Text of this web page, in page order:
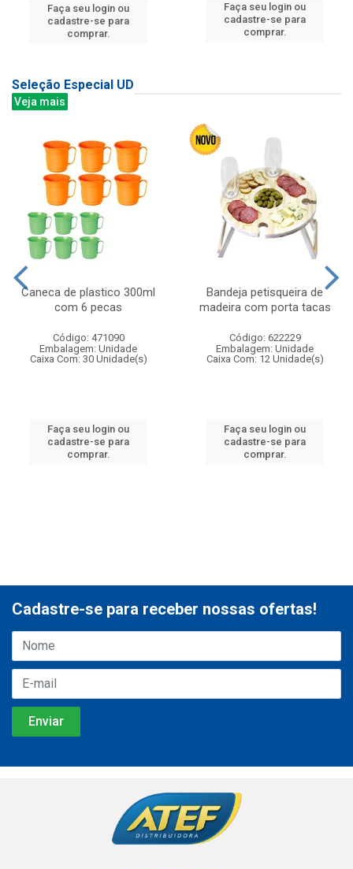
Faça seu login ou
cadastre-se para
comprar.
Faça seu login ou
cadastre-se para
comprar.
Seleção Especial UD
Veja mais
Caneca de plastico 300ml
com 6 pecas
Código: 471090
Embalagem: Unidade
Caixa Com: 30 Unidade(s)
Faça seu login ou
cadastre-se para
comprar.
Bandeja petisqueira de
madeira com porta tacas
Código: 622229
Embalagem: Unidade
Caixa Com: 12 Unidade(s)
Faça seu login ou
cadastre-se para
comprar.
Cadastre-se para receber nossas ofertas!